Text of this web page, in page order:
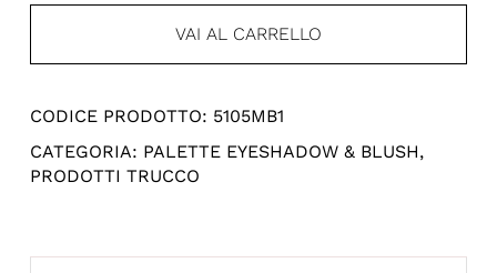
VAI AL CARRELLO
CODICE PRODOTTO: 5105MB1
CATEGORIA: PALETTE EYESHADOW & BLUSH,
PRODOTTI TRUCCO